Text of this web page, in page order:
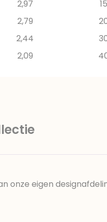
2,97
2,79
2,44
2,09
onze eigen